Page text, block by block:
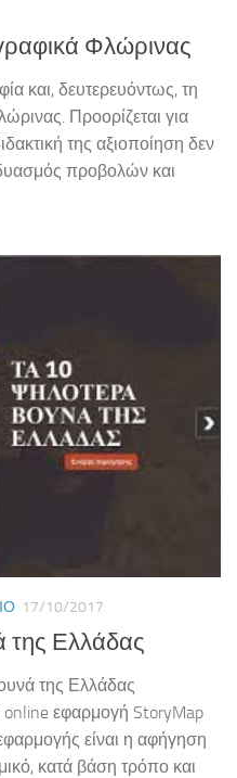
Φλώρινας
και, δευτερευόντως, τη
Προορίζεται για
της αξιοποίηση δεν
προβολών και
17/10/2017
της Ελλάδας
της Ελλάδας
εφαρμογή StoryMap
είναι η αφήγηση
κατά βάση τρόπο και